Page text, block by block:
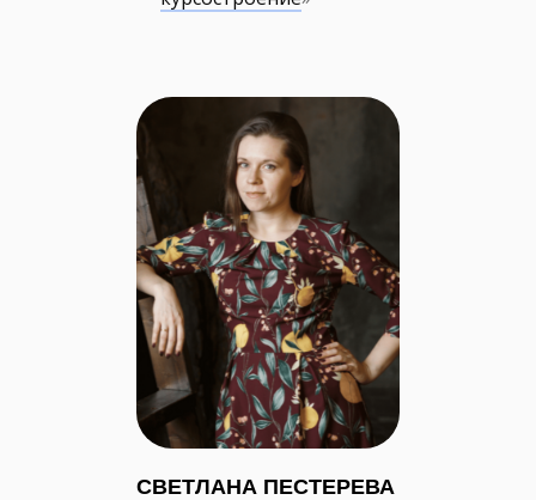
СВЕТЛАНА ПЕСТЕРЕВА